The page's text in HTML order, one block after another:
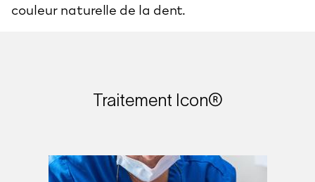
couleur naturelle de la dent.
Traitement Icon®